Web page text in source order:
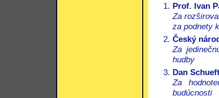
Prof. Ivan
Za
za podnety
Český
Za
hudby
Dan
Za
budúcnosti